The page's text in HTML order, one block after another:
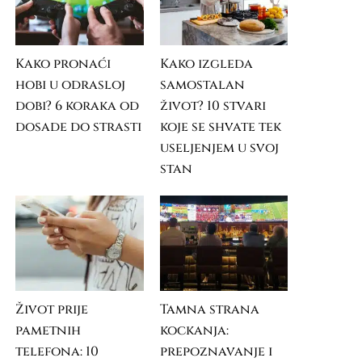
Kako pronaći
hobi u odrasloj
dobi? 6 koraka od
dosade do strasti
Kako izgleda
samostalan
život? 10 stvari
koje se shvate tek
useljenjem u svoj
stan
Život prije
pametnih
telefona: 10
Tamna strana
kockanja:
prepoznavanje i